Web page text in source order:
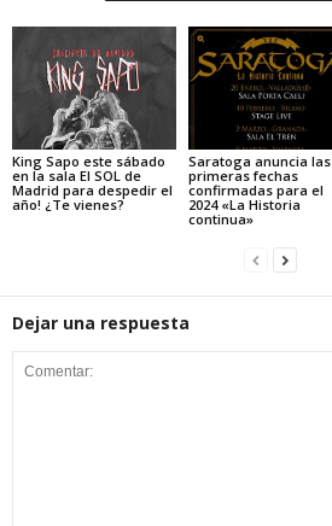
King Sapo este sábado
en la sala El SOL de
Madrid para despedir el
año! ¿Te vienes?
Saratoga anuncia las
primeras fechas
confirmadas para el
2024 «La Historia
continua»
Dejar una respuesta